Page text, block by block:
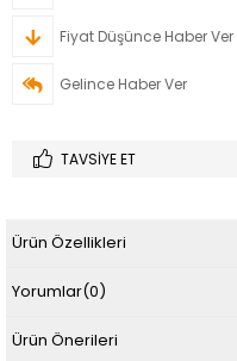
Fiyat Düşünce Haber Ver
Gelince Haber Ver
TAVSIYE ET
Ürün Özellikleri
Yorumlar(0)
Ürün Önerileri